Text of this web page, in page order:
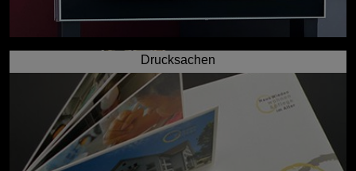
Drucksachen